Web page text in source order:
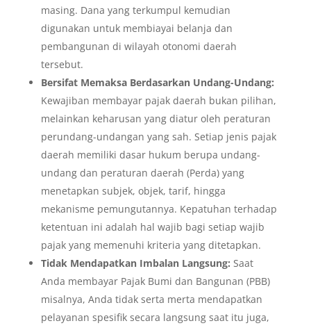
masing. Dana yang terkumpul kemudian
digunakan untuk membiayai belanja dan
pembangunan di wilayah otonomi daerah
tersebut.
Bersifat Memaksa Berdasarkan Undang-Undang:
Kewajiban membayar pajak daerah bukan pilihan,
melainkan keharusan yang diatur oleh peraturan
perundang-undangan yang sah. Setiap jenis pajak
daerah memiliki dasar hukum berupa undang-
undang dan peraturan daerah (Perda) yang
menetapkan subjek, objek, tarif, hingga
mekanisme pemungutannya. Kepatuhan terhadap
ketentuan ini adalah hal wajib bagi setiap wajib
pajak yang memenuhi kriteria yang ditetapkan.
Tidak Mendapatkan Imbalan Langsung: Saat
Anda membayar Pajak Bumi dan Bangunan (PBB)
misalnya, Anda tidak serta merta mendapatkan
pelayanan spesifik secara langsung saat itu juga,